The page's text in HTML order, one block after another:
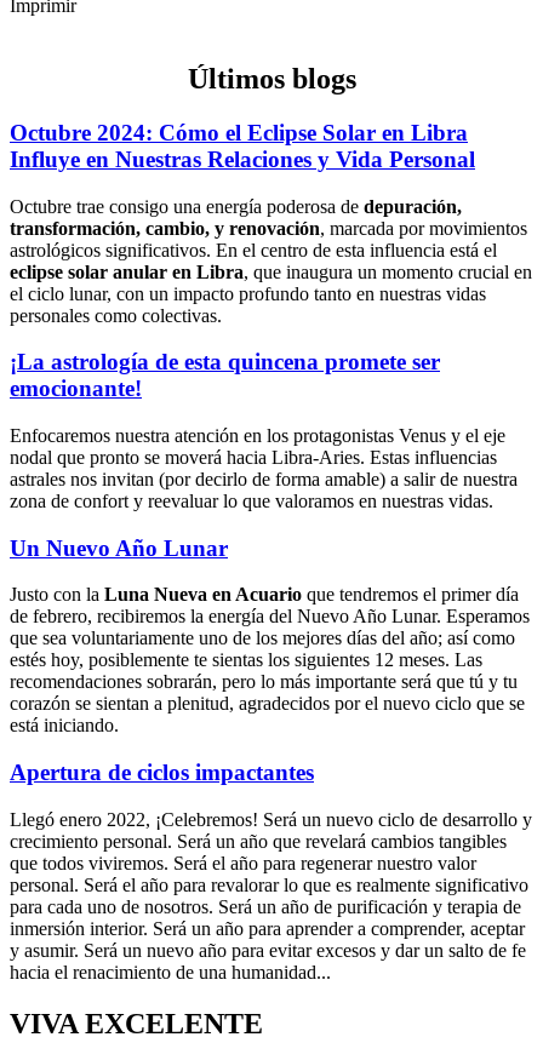
Imprimir
Últimos blogs
Octubre 2024: Cómo el Eclipse Solar en Libra
Influye en Nuestras Relaciones y Vida Personal
Octubre trae consigo una energía poderosa de depuración,
transformación, cambio, y renovación, marcada por movimientos
astrológicos significativos. En el centro de esta influencia está el
eclipse solar anular en Libra, que inaugura un momento crucial en
el ciclo lunar, con un impacto profundo tanto en nuestras vidas
personales como colectivas.
¡La astrología de esta quincena promete ser
emocionante!
Enfocaremos nuestra atención en los protagonistas Venus y el eje
nodal que pronto se moverá hacia Libra-Aries. Estas influencias
astrales nos invitan (por decirlo de forma amable) a salir de nuestra
zona de confort y reevaluar lo que valoramos en nuestras vidas.
Un Nuevo Año Lunar
Justo con la Luna Nueva en Acuario que tendremos el primer día
de febrero, recibiremos la energía del Nuevo Año Lunar. Esperamos
que sea voluntariamente uno de los mejores días del año; así como
estés hoy, posiblemente te sientas los siguientes 12 meses. Las
recomendaciones sobrarán, pero lo más importante será que tú y tu
corazón se sientan a plenitud, agradecidos por el nuevo ciclo que se
está iniciando.
Apertura de ciclos impactantes
Llegó enero 2022, ¡Celebremos! Será un nuevo ciclo de desarrollo y
crecimiento personal. Será un año que revelará cambios tangibles
que todos viviremos. Será el año para regenerar nuestro valor
personal. Será el año para revalorar lo que es realmente significativo
para cada uno de nosotros. Será un año de purificación y terapia de
inmersión interior. Será un año para aprender a comprender, aceptar
y asumir. Será un nuevo año para evitar excesos y dar un salto de fe
hacia el renacimiento de una humanidad...
VIVA EXCELENTE